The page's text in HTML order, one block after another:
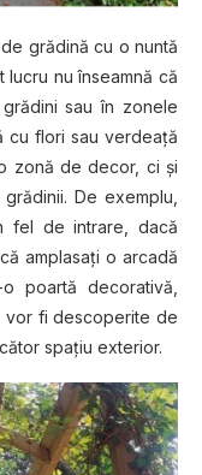
grădină cu o nuntă
nu înseamnă că
sau în zonele
cu flori sau verdeaţă
zonă de decor, ci şi
De exemplu,
fel de intrare, dacă
amplasaţi o arcadă
poartă decorativă,
vor fi descoperite de
spaţiu exterior.